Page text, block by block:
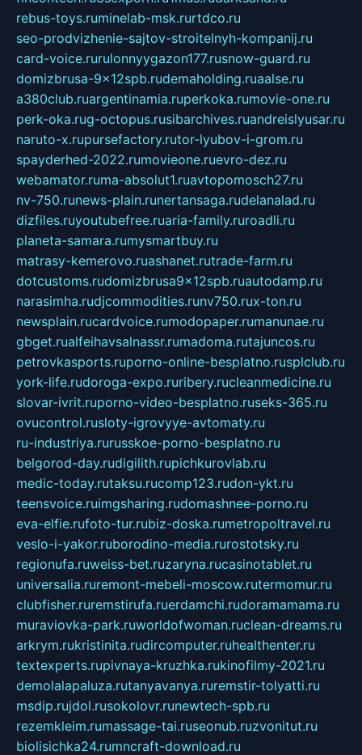
rebus-toys.ruminelab-msk.rurtdco.ru
seo-prodvizhenie-sajtov-stroitelnyh-kompanij.ru
card-voice.rurulonnyygazon177.rusnow-guard.ru
domizbrusa-9x12spb.rudemaholding.ruaalse.ru
a380club.ruargentinamia.ruperkoka.rumovie-one.ru
perk-oka.rug-octopus.rusibarchives.ruandreislyusar.ru
naruto-x.rupursefactory.rutor-lyubov-i-grom.ru
spayderhed-2022.rumovieone.ruevro-dez.ru
webamator.ruma-absolut1.ruavtopomosch27.ru
nv-750.runews-plain.runertansaga.rudelanalad.ru
dizfiles.ruyoutubefree.ruaria-family.ruroadli.ru
planeta-samara.rumysmartbuy.ru
matrasy-kemerovo.ruashanet.rutrade-farm.ru
dotcustoms.rudomizbrusa9x12spb.ruautodamp.ru
narasimha.rudjcommodities.runv750.rux-ton.ru
newsplain.rucardvoice.rumodopaper.rumanunae.ru
gbget.rualfeihavsalnassr.rumadoma.rutajuncos.ru
petrovkasports.ruporno-online-besplatno.rusplclub.ru
york-life.rudoroga-expo.ruribery.rucleanmedicine.ru
slovar-ivrit.ruporno-video-besplatno.ruseks-365.ru
ovucontrol.rusloty-igrovyye-avtomaty.ru
ru-industriya.rurusskoe-porno-besplatno.ru
belgorod-day.rudigilith.rupichkurovlab.ru
medic-today.rutaksu.rucomp123.rudon-ykt.ru
teensvoice.ruimgsharing.rudomashnee-porno.ru
eva-elfie.rufoto-tur.rubiz-doska.rumetropoltravel.ru
veslo-i-yakor.ruborodino-media.rurostotsky.ru
regionufa.ruweiss-bet.ruzaryna.rucasinotablet.ru
universalia.ruremont-mebeli-moscow.rutermomur.ru
clubfisher.ruremstirufa.ruerdamchi.rudoramamama.ru
muraviovka-park.ruworldofwoman.ruclean-dreams.ru
arkrym.rukristinita.rudircomputer.ruhealthenter.ru
textexperts.rupivnaya-kruzhka.rukinofilmy-2021.ru
demolalapaluza.rutanyavanya.ruremstir-tolyatti.ru
msdip.rujdol.rusokolovr.runewtech-spb.ru
rezemkleim.rumassage-tai.ruseonub.ruzvonitut.ru
biolisichka24.rumncraft-download.ru